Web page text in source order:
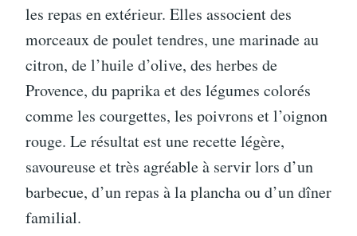
les repas en extérieur. Elles associent des
morceaux de poulet tendres, une marinade au
citron, de l’huile d’olive, des herbes de
Provence, du paprika et des légumes colorés
comme les courgettes, les poivrons et l’oignon
rouge. Le résultat est une recette légère,
savoureuse et très agréable à servir lors d’un
barbecue, d’un repas à la plancha ou d’un dîner
familial.